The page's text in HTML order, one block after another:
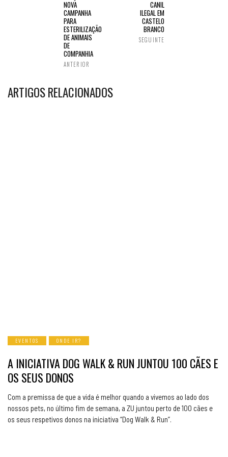
NOVA
CAMPANHA
PARA
ESTERILIZAÇÃO
DE ANIMAIS
DE
COMPANHIA
ANTERIOR
CANIL
ILEGAL EM
CASTELO
BRANCO
SEGUINTE
ARTIGOS RELACIONADOS
EVENTOS ONDE IR?
A INICIATIVA DOG WALK & RUN JUNTOU 100 CÃES E
OS SEUS DONOS
Com a premissa de que a vida é melhor quando a vivemos ao lado dos
nossos pets, no último fim de semana, a ZU juntou perto de 100 cães e
os seus respetivos donos na iniciativa “Dog Walk & Run”.